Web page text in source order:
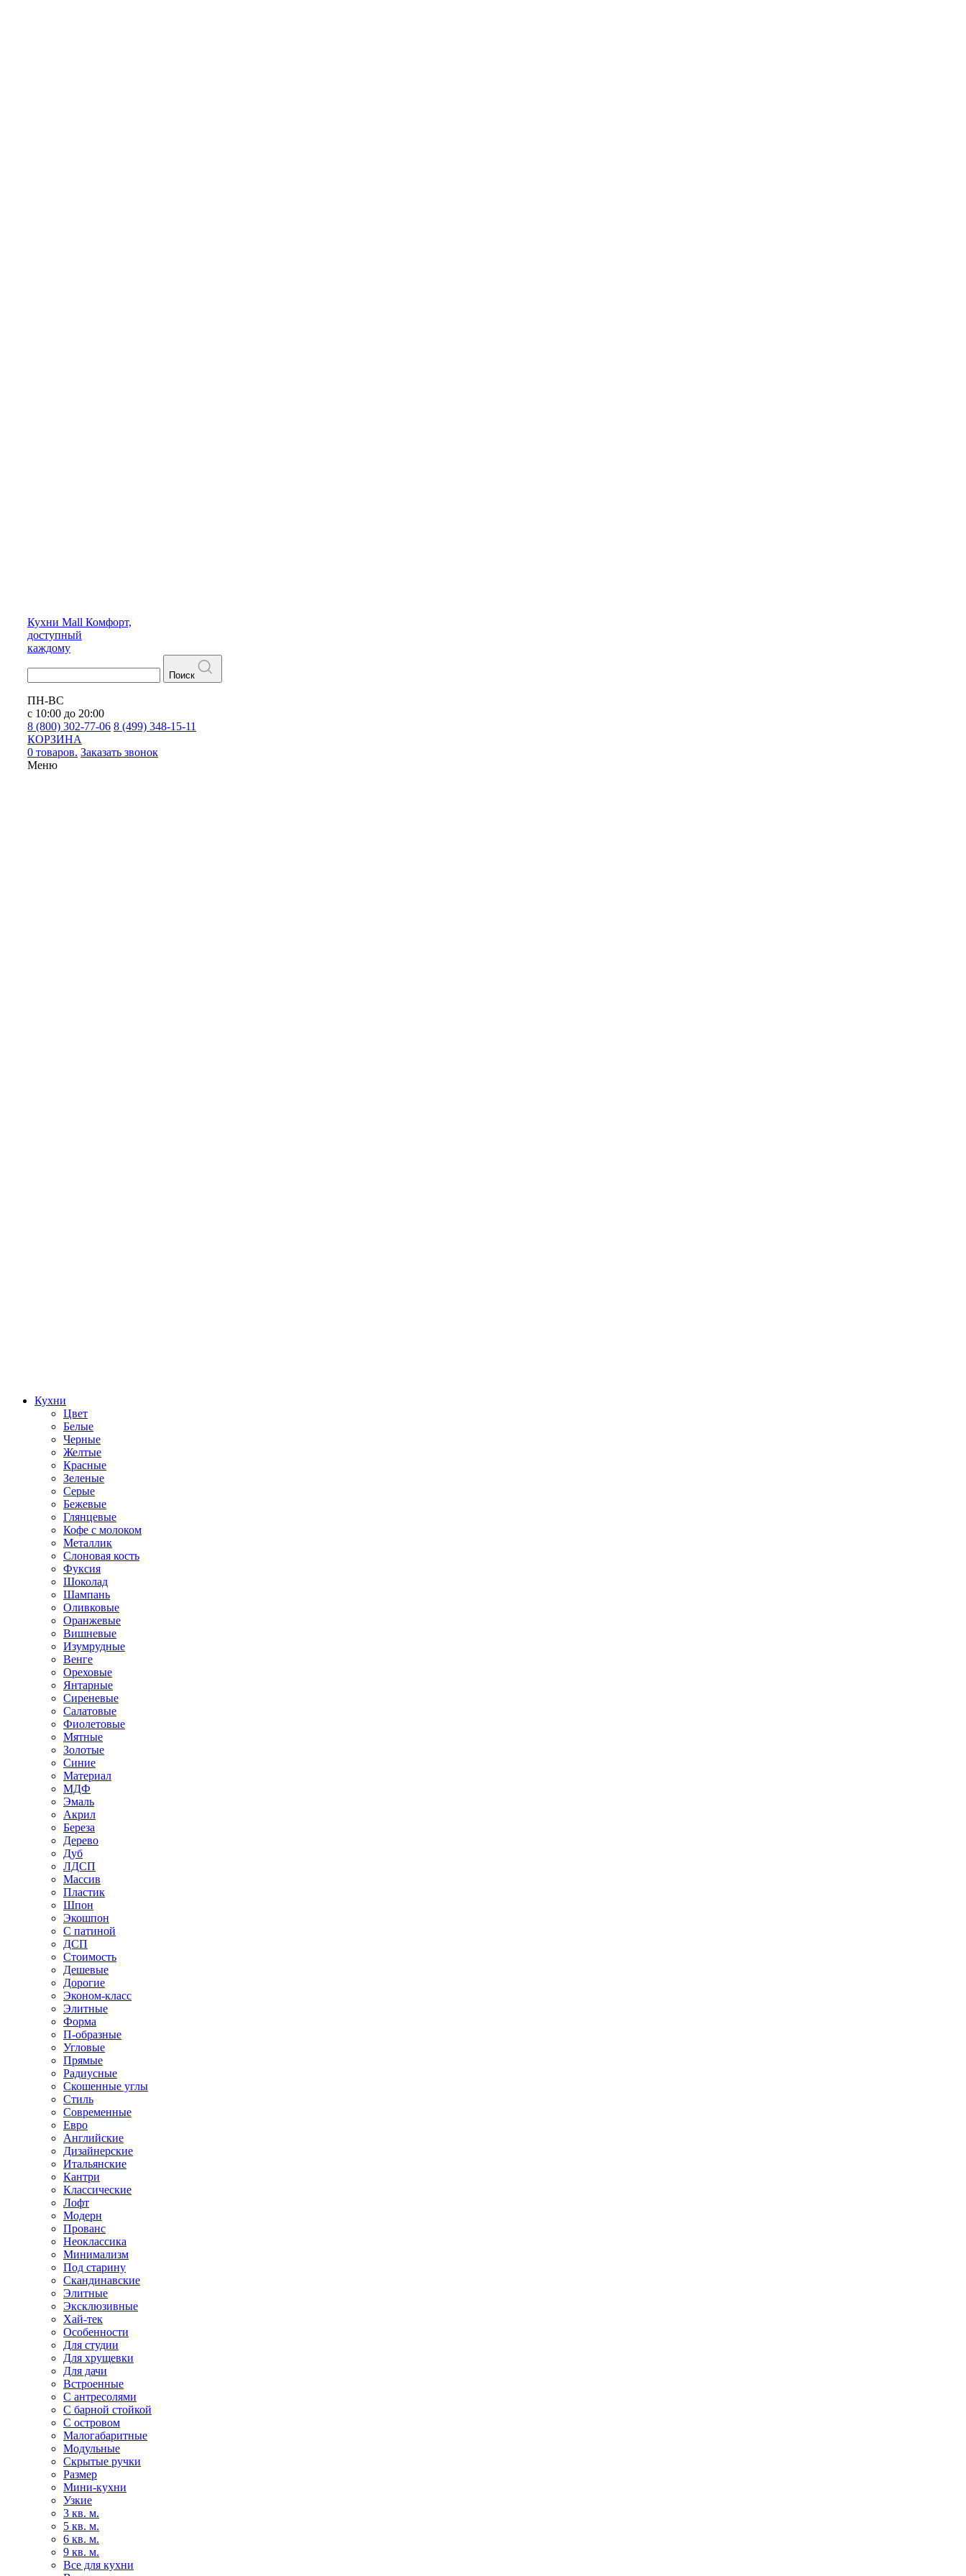
Кухни Mall Комфорт,
доступный
каждому
Поиск
ПН-ВС
с 10:00 до 20:00
8 (800) 302-77-06 8 (499) 348-15-11
КОРЗИНА
0 товаров. Заказать звонок
Меню
Кухни
Цвет
Белые
Черные
Желтые
Красные
Зеленые
Серые
Бежевые
Глянцевые
Кофе с молоком
Металлик
Слоновая кость
Фуксия
Шоколад
Шампань
Оливковые
Оранжевые
Вишневые
Изумрудные
Венге
Ореховые
Янтарные
Сиреневые
Салатовые
Фиолетовые
Мятные
Золотые
Синие
Материал
МДФ
Эмаль
Акрил
Береза
Дерево
Дуб
ЛДСП
Массив
Пластик
Шпон
Экошпон
С патиной
ДСП
Стоимость
Дешевые
Дорогие
Эконом-класс
Элитные
Форма
П-образные
Угловые
Прямые
Радиусные
Скошенные углы
Стиль
Современные
Евро
Английские
Дизайнерские
Итальянские
Кантри
Классические
Лофт
Модерн
Прованс
Неоклассика
Минимализм
Под старину
Скандинавские
Элитные
Эксклюзивные
Хай-тек
Особенности
Для студии
Для хрущевки
Для дачи
Встроенные
С антресолями
С барной стойкой
С островом
Малогабаритные
Модульные
Скрытые ручки
Размер
Мини-кухни
Узкие
3 кв. м.
5 кв. м.
6 кв. м.
9 кв. м.
Все для кухни